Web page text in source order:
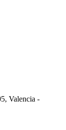
Valencia -